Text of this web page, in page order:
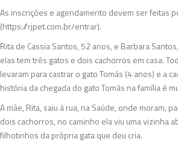
As inscrições e agendamento devem ser feitas
(https://rjpet.com.br/entrar).
Rita de Cassia Santos, 52 anos, e Barbara
elas tem três gatos e dois cachorros em casa.
levaram para castrar o gato Tomás (4 anos) e a
história da chegada do gato Tomás na família é
A mãe, Rita, saiu à rua, na Saúde, onde moram,
dois cachorros, no caminho ela viu uma vizinha
filhotinhos da própria gata que deu cria.